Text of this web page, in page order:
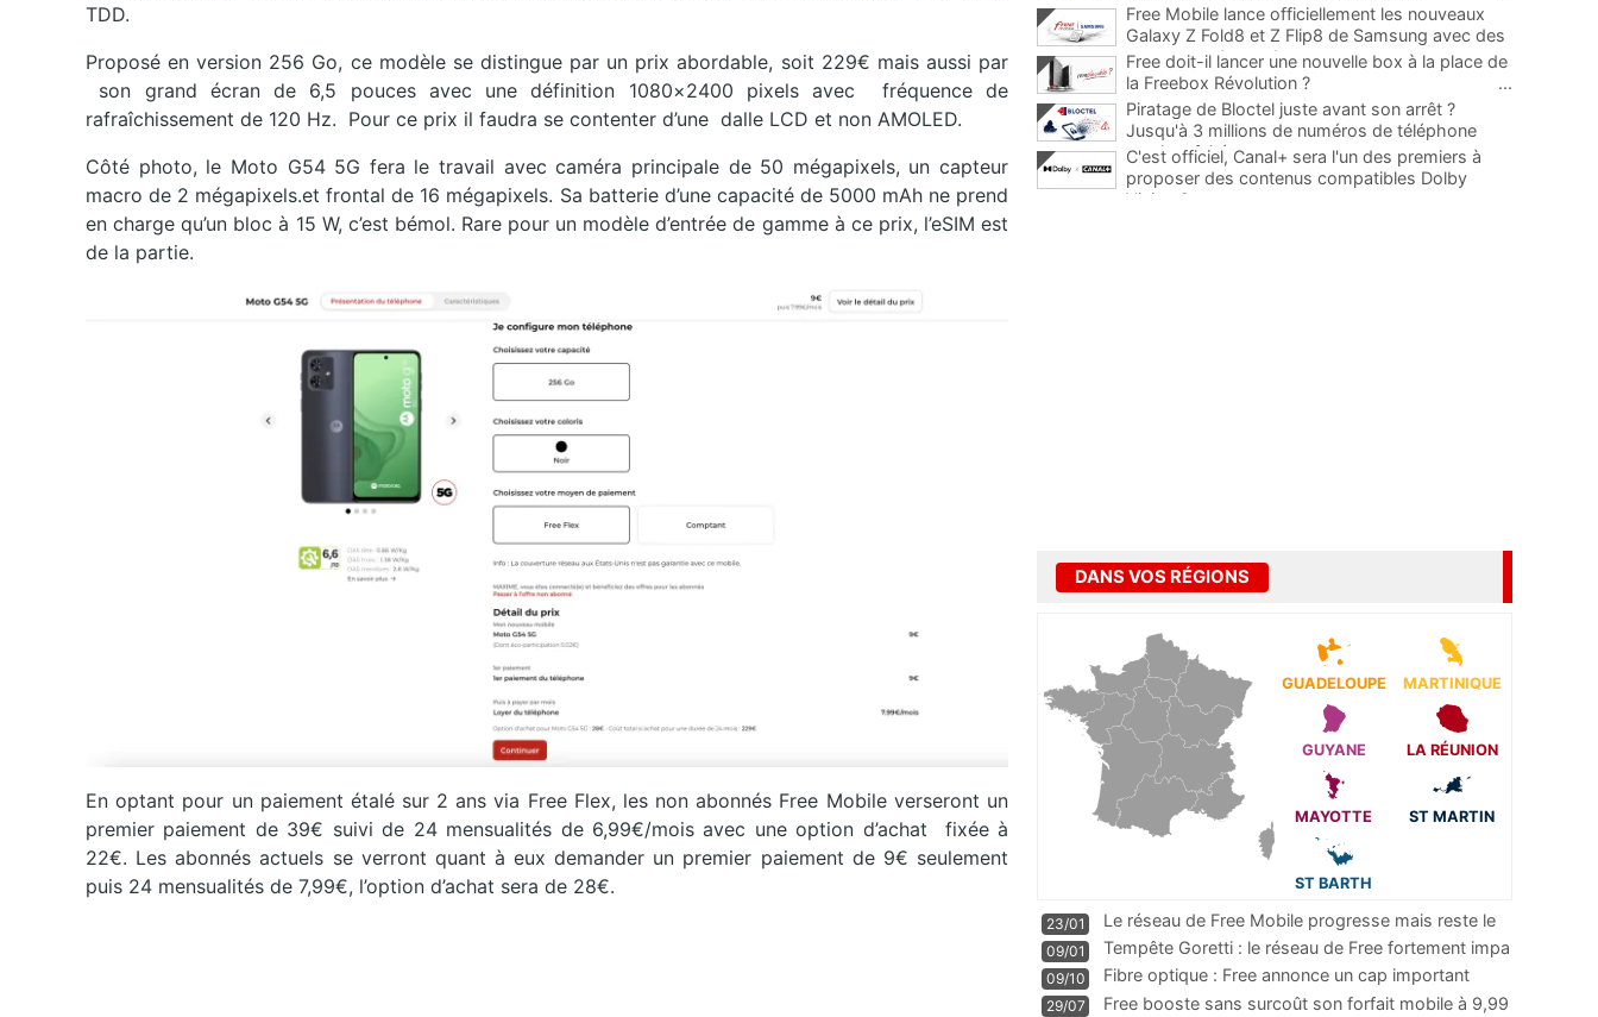
TDD.
Proposé en version 256 Go, ce modèle se distingue par un prix abordable, soit 229€ mais aussi par
son grand écran de 6,5 pouces avec une définition 1080×2400 pixels avec fréquence de
rafraîchissement de 120 Hz. Pour ce prix il faudra se contenter d’une dalle LCD et non AMOLED.
Côté photo, le Moto G54 5G fera le travail avec caméra principale de 50 mégapixels, un capteur
macro de 2 mégapixels.et frontal de 16 mégapixels. Sa batterie d’une capacité de 5000 mAh ne prend
en charge qu’un bloc à 15 W, c’est bémol. Rare pour un modèle d’entrée de gamme à ce prix, l’eSIM est
de la partie.
En optant pour un paiement étalé sur 2 ans via Free Flex, les non abonnés Free Mobile verseront un
premier paiement de 39€ suivi de 24 mensualités de 6,99€/mois avec une option d’achat fixée à
22€. Les abonnés actuels se verront quant à eux demander un premier paiement de 9€ seulement
puis 24 mensualités de 7,99€, l’option d’achat sera de 28€.
Free Mobile lance officiellement les nouveaux
Galaxy Z Fold8 et Z Flip8 de Samsung avec des
promos et des cadeaux
...
Free doit-il lancer une nouvelle box à la place de
la Freebox Révolution ?
...
Piratage de Bloctel juste avant son arrêt ?
Jusqu'à 3 millions de numéros de téléphone
auraient fuité
C'est officiel, Canal+ sera l'un des premiers à
proposer des contenus compatibles Dolby
Vision 2
DANS VOS RÉGIONS
GUADELOUPE MARTINIQUE
GUYANE LA RÉUNION
MAYOTTE ST MARTIN
ST BARTH
23/01
Le réseau de Free Mobile progresse mais reste le
m
...
09/01
Tempête Goretti : le réseau de Free fortement impa
09/10
Fibre optique : Free annonce un cap important
pass
...
29/07
Free booste sans surcoût son forfait mobile à 9,99